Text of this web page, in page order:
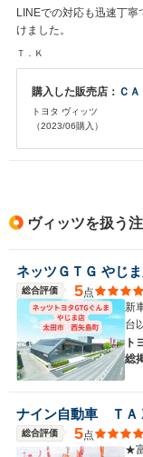
LINEでの対応も迅速丁
けました。
Ｔ．Ｋ
購入した販売店： Ｃ
トヨタ ヴィッツ
（2023/06購入）
ヴィッツを扱う
ネッツＧＴＧ やじ
総合評価 5点
新
台
ト
総
ナイン自動車 ＴＡ
総合評価 5点
★